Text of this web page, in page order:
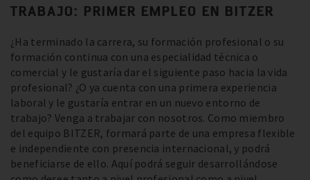
TRABAJO: PRIMER EMPLEO EN BITZER
¿Ha terminado la carrera, su formación profesional o su
formación continua con una especialidad técnica o
comercial y le gustaría dar el siguiente paso hacia la vida
profesional? ¿O ya cuenta con una primera experiencia
laboral y le gustaría entrar en un nuevo entorno de
trabajo? Venga a trabajar con nosotros. Como miembro
del equipo BITZER, formará parte de una empresa flexible
e independiente con presencia internacional, y podrá
beneficiarse de ello. Aquí podrá seguir desarrollándose